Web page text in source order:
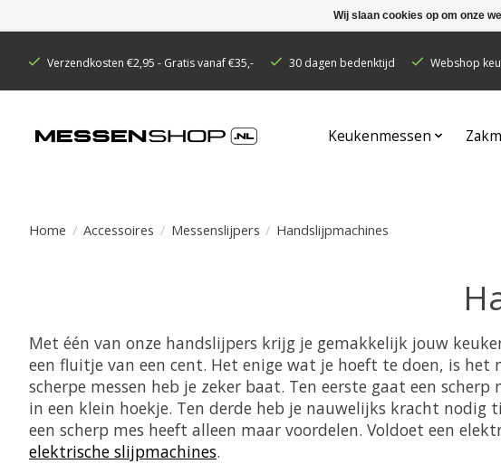
Verzendkosten €2,95 - Gratis vanaf €35,- 30 dagen bedenktijd Webshop
Keukenmessen
Home / Accessoires / Messenslijpers / Handslijpmachines
Met één van onze handslijpers krijg je gemakkelijk jouw
een fluitje van een cent. Het enige wat je hoeft te doen, is het
scherpe messen heb je zeker baat. Ten eerste gaat een
in een klein hoekje. Ten derde heb je nauwelijks kracht
een scherp mes heeft alleen maar voordelen. Voldoet een
elektrische slijpmachines.
Wij slaan cookies op om onze